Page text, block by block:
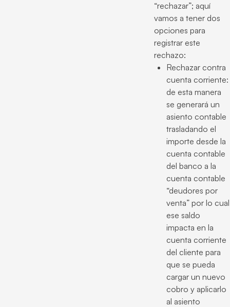
“rechazar”; aquí
vamos a tener dos
opciones para
registrar este
rechazo:
Rechazar contra
cuenta corriente:
de esta manera
se generará un
asiento contable
trasladando el
importe desde la
cuenta contable
del banco a la
cuenta contable
“deudores por
venta” por lo cual
ese saldo
impacta en la
cuenta corriente
del cliente para
que se pueda
cargar un nuevo
cobro y aplicarlo
al asiento